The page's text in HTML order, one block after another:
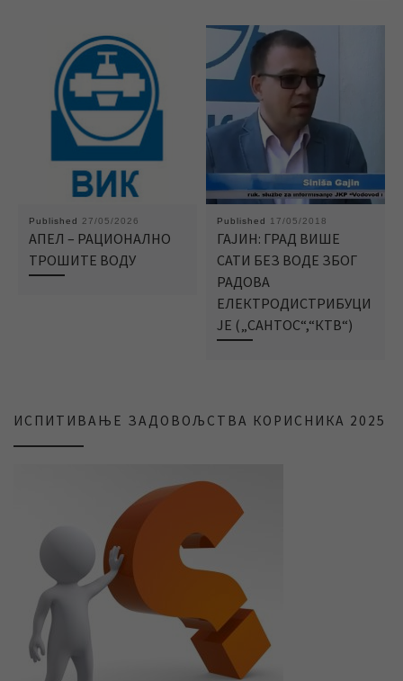
Published 27/05/2026
АПЕЛ – РАЦИОНАЛНО
ТРОШИТЕ ВОДУ
Published 17/05/2018
ГАЈИН: ГРАД ВИШЕ
САТИ БЕЗ ВОДЕ ЗБОГ
РАДОВА
ЕЛЕКТРОДИСТРИБУЦИ
ЈЕ („САНТОС“,“КТВ“)
ИСПИТИВАЊЕ ЗАДОВОЉСТВА КОРИСНИКА 2025